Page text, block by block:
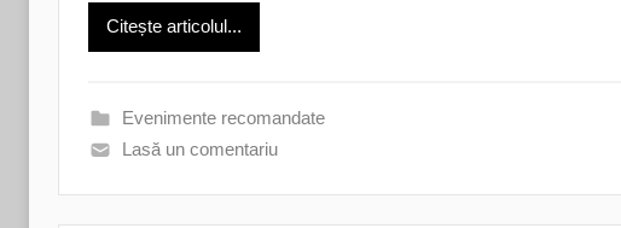
Citește articolul...
Evenimente recomandate
Lasă un comentariu